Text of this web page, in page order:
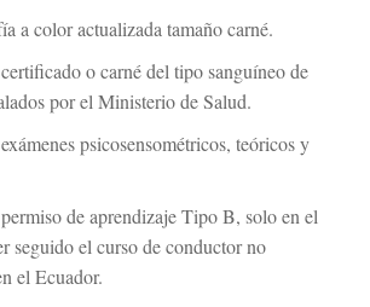
a color actualizada tamaño carné.
o carné del tipo sanguíneo de
por el Ministerio de Salud.
psicosensométricos, teóricos y
de aprendizaje Tipo B, solo en el
seguido el curso de conductor no
el Ecuador.